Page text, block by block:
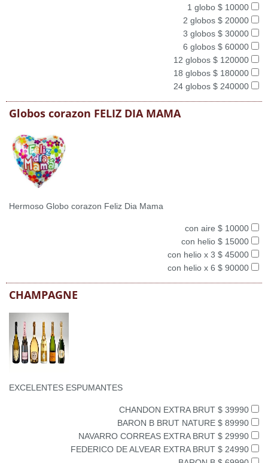
1 globo $ 10000
2 globos $ 20000
3 globos $ 30000
6 globos $ 60000
12 globos $ 120000
18 globos $ 180000
24 globos $ 240000
Globos corazon FELIZ DIA MAMA
Hermoso Globo corazon Feliz Dia Mama
con aire $ 10000
con helio $ 15000
con helio x 3 $ 45000
con helio x 6 $ 90000
CHAMPAGNE
EXCELENTES ESPUMANTES
CHANDON EXTRA BRUT $ 39990
BARON B BRUT NATURE $ 89990
NAVARRO CORREAS EXTRA BRUT $ 29990
FEDERICO DE ALVEAR EXTRA BRUT $ 24990